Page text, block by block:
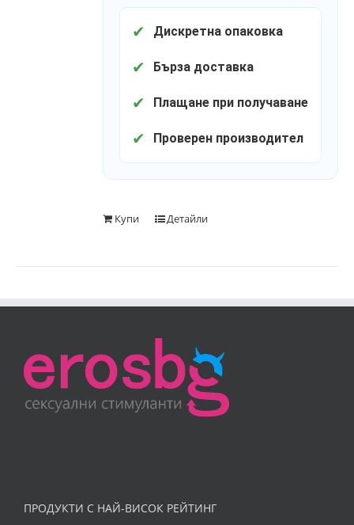
✔ Дискретна опаковка
✔ Бърза доставка
✔ Плащане при получаване
✔ Проверен производител
Купи Детайли
ПРОДУКТИ С НАЙ-ВИСОК РЕЙТИНГ